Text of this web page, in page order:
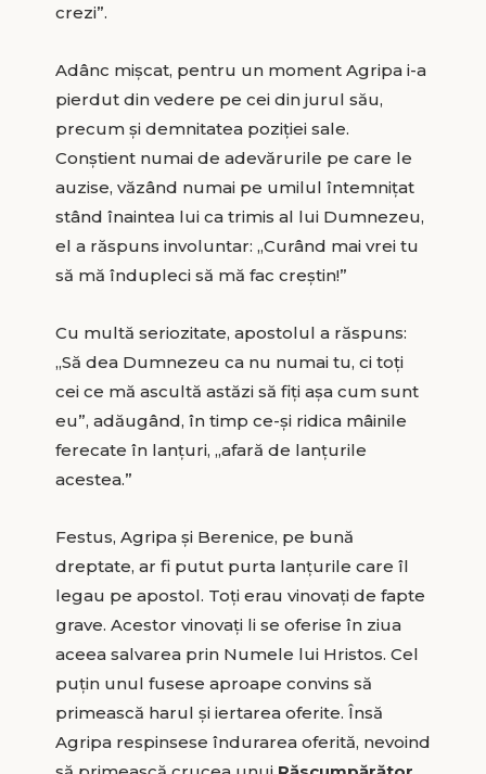
crezi”.
Adânc mișcat, pentru un moment Agripa i-a
pierdut din vedere pe cei din jurul său,
precum și demnitatea poziției sale.
Conștient numai de adevărurile pe care le
auzise, văzând numai pe umilul întemnițat
stând înaintea lui ca trimis al lui Dumnezeu,
el a răspuns involuntar: „Curând mai vrei tu
să mă îndupleci să mă fac creștin!”
Cu multă seriozitate, apostolul a răspuns:
„Să dea Dumnezeu ca nu numai tu, ci toți
cei ce mă ascultă astăzi să fiți așa cum sunt
eu”, adăugând, în timp ce-și ridica mâinile
ferecate în lanțuri, „afară de lanțurile
acestea.”
Festus, Agripa și Berenice, pe bună
dreptate, ar fi putut purta lanțurile care îl
legau pe apostol. Toți erau vinovați de fapte
grave. Acestor vinovați li se oferise în ziua
aceea salvarea prin Numele lui Hristos. Cel
puțin unul fusese aproape convins să
primească harul și iertarea oferite. Însă
Agripa respinsese îndurarea oferită, nevoind